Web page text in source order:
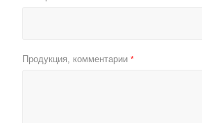
Продукция, комментарии *